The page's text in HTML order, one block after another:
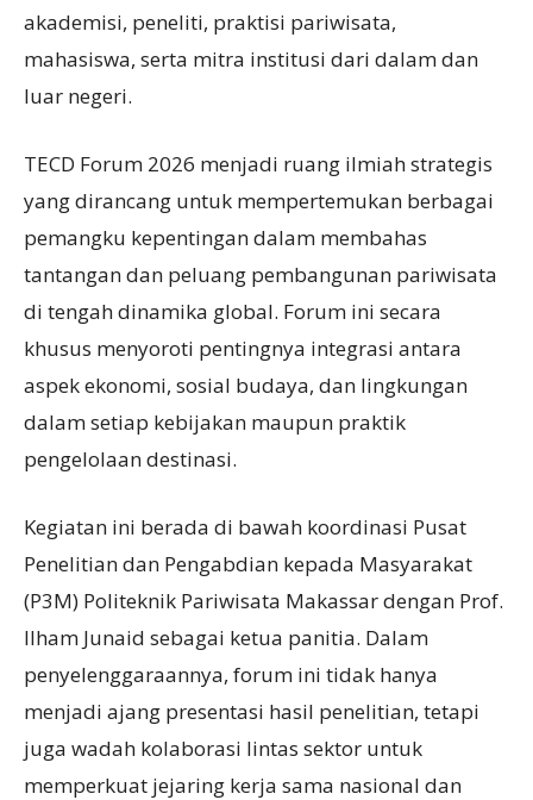
akademisi, peneliti, praktisi pariwisata,
mahasiswa, serta mitra institusi dari dalam dan
luar negeri.
TECD Forum 2026 menjadi ruang ilmiah strategis
yang dirancang untuk mempertemukan berbagai
pemangku kepentingan dalam membahas
tantangan dan peluang pembangunan pariwisata
di tengah dinamika global. Forum ini secara
khusus menyoroti pentingnya integrasi antara
aspek ekonomi, sosial budaya, dan lingkungan
dalam setiap kebijakan maupun praktik
pengelolaan destinasi.
Kegiatan ini berada di bawah koordinasi Pusat
Penelitian dan Pengabdian kepada Masyarakat
(P3M) Politeknik Pariwisata Makassar dengan Prof.
Ilham Junaid sebagai ketua panitia. Dalam
penyelenggaraannya, forum ini tidak hanya
menjadi ajang presentasi hasil penelitian, tetapi
juga wadah kolaborasi lintas sektor untuk
memperkuat jejaring kerja sama nasional dan